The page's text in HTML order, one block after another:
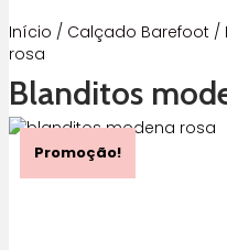
Início / Calçado Barefoot /
rosa
Blanditos
Promoção!